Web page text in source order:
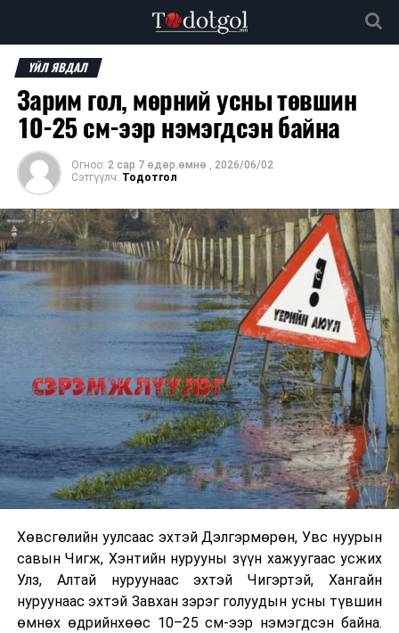
ҮЙЛ ЯВДАЛ
Зарим гол, мөрний усны төвшин
10-25 см-ээр нэмэгдсэн байна
Огноо: 2 сар 7 өдөр.өмнө , 2026/06/02
Сэтгүүлч: Тодотгол
Хөвсгөлийн уулсаас эхтэй Дэлгэрмөрөн, Увс нуурын
савын Чигж, Хэнтийн нурууны зүүн хажуугаас усжих
Улз, Алтай нуруунаас эхтэй Чигэртэй, Хангайн
нуруунаас эхтэй Завхан зэрэг голуудын усны түвшин
өмнөх өдрийнхөөс 10–25 см-ээр нэмэгдсэн байна.